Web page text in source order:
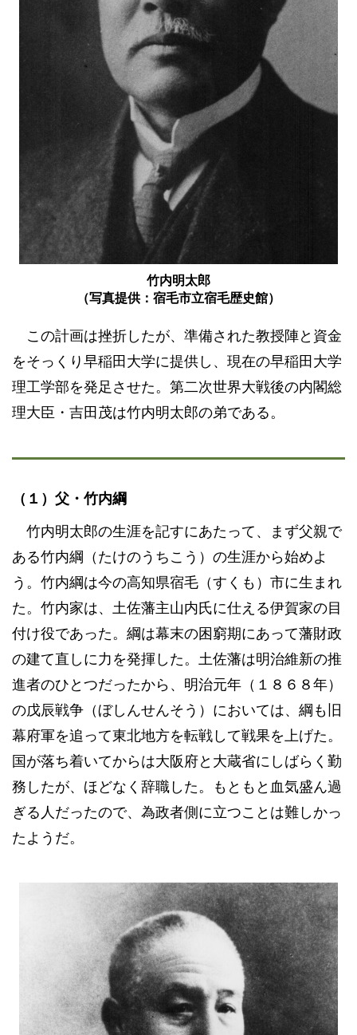
竹内明太郎
（写真提供：宿毛市立宿毛歴史館）
この計画は挫折したが、準備された教授陣と資金
をそっくり早稲田大学に提供し、現在の早稲田大学
理工学部を発足させた。第二次世界大戦後の内閣総
理大臣・吉田茂は竹内明太郎の弟である。
（１）父・竹内綱
竹内明太郎の生涯を記すにあたって、まず父親で
ある竹内綱（たけのうちこう）の生涯から始めよ
う。竹内綱は今の高知県宿毛（すくも）市に生まれ
た。竹内家は、土佐藩主山内氏に仕える伊賀家の目
付け役であった。綱は幕末の困窮期にあって藩財政
の建て直しに力を発揮した。土佐藩は明治維新の推
進者のひとつだったから、明治元年（１８６８年）
の戊辰戦争（ぼしんせんそう）においては、綱も旧
幕府軍を追って東北地方を転戦して戦果を上げた。
国が落ち着いてからは大阪府と大蔵省にしばらく勤
務したが、ほどなく辞職した。もともと血気盛ん過
ぎる人だったので、為政者側に立つことは難しかっ
たようだ。